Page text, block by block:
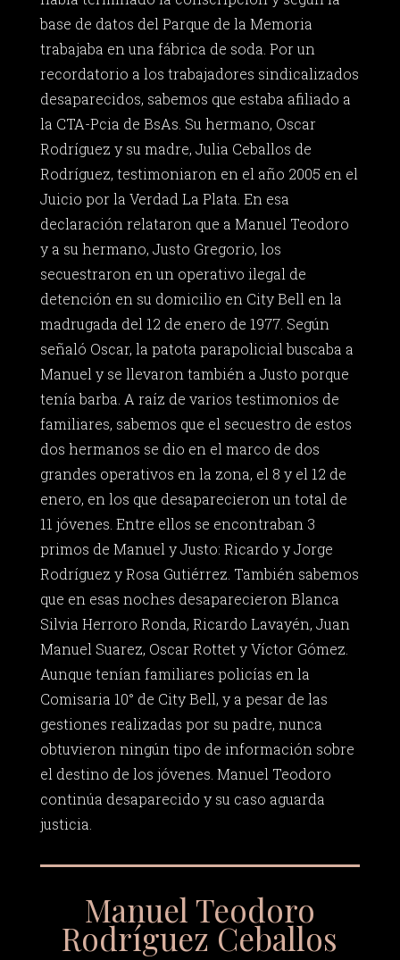
base de datos del Parque de la Memoria
trabajaba en una fábrica de soda. Por un
recordatorio a los trabajadores sindicalizados
desaparecidos, sabemos que estaba afiliado a
la CTA-Pcia de BsAs. Su hermano, Oscar
Rodríguez y su madre, Julia Ceballos de
Rodríguez, testimoniaron en el año 2005 en el
Juicio por la Verdad La Plata. En esa
declaración relataron que a Manuel Teodoro
y a su hermano, Justo Gregorio, los
secuestraron en un operativo ilegal de
detención en su domicilio en City Bell en la
madrugada del 12 de enero de 1977. Según
señaló Oscar, la patota parapolicial buscaba a
Manuel y se llevaron también a Justo porque
tenía barba. A raíz de varios testimonios de
familiares, sabemos que el secuestro de estos
dos hermanos se dio en el marco de dos
grandes operativos en la zona, el 8 y el 12 de
enero, en los que desaparecieron un total de
11 jóvenes. Entre ellos se encontraban 3
primos de Manuel y Justo: Ricardo y Jorge
Rodríguez y Rosa Gutiérrez. También sabemos
que en esas noches desaparecieron Blanca
Silvia Herroro Ronda, Ricardo Lavayén, Juan
Manuel Suarez, Oscar Rottet y Víctor Gómez.
Aunque tenían familiares policías en la
Comisaria 10° de City Bell, y a pesar de las
gestiones realizadas por su padre, nunca
obtuvieron ningún tipo de información sobre
el destino de los jóvenes. Manuel Teodoro
continúa desaparecido y su caso aguarda
justicia.
Manuel Teodoro
Rodríguez Ceballos